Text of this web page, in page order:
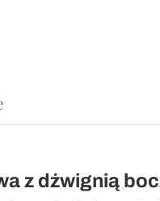
z dźwignią